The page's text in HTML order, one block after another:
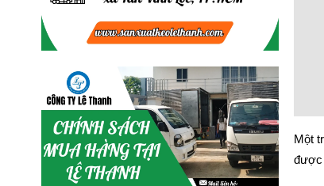
Một
được